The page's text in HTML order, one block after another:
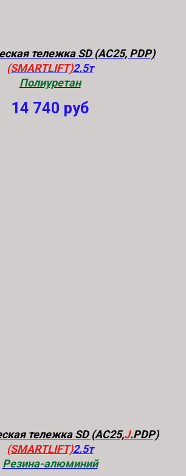
тележка SD (AC25, PDP)
(SMARTLIFT)2.5т
Полиуретан
14 740 руб
тележка SD (AC25,J.PDP)
(SMARTLIFT)2.5т
Резина-алюминий